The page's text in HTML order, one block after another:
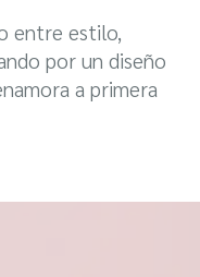
entre estilo,
por un diseño
a primera